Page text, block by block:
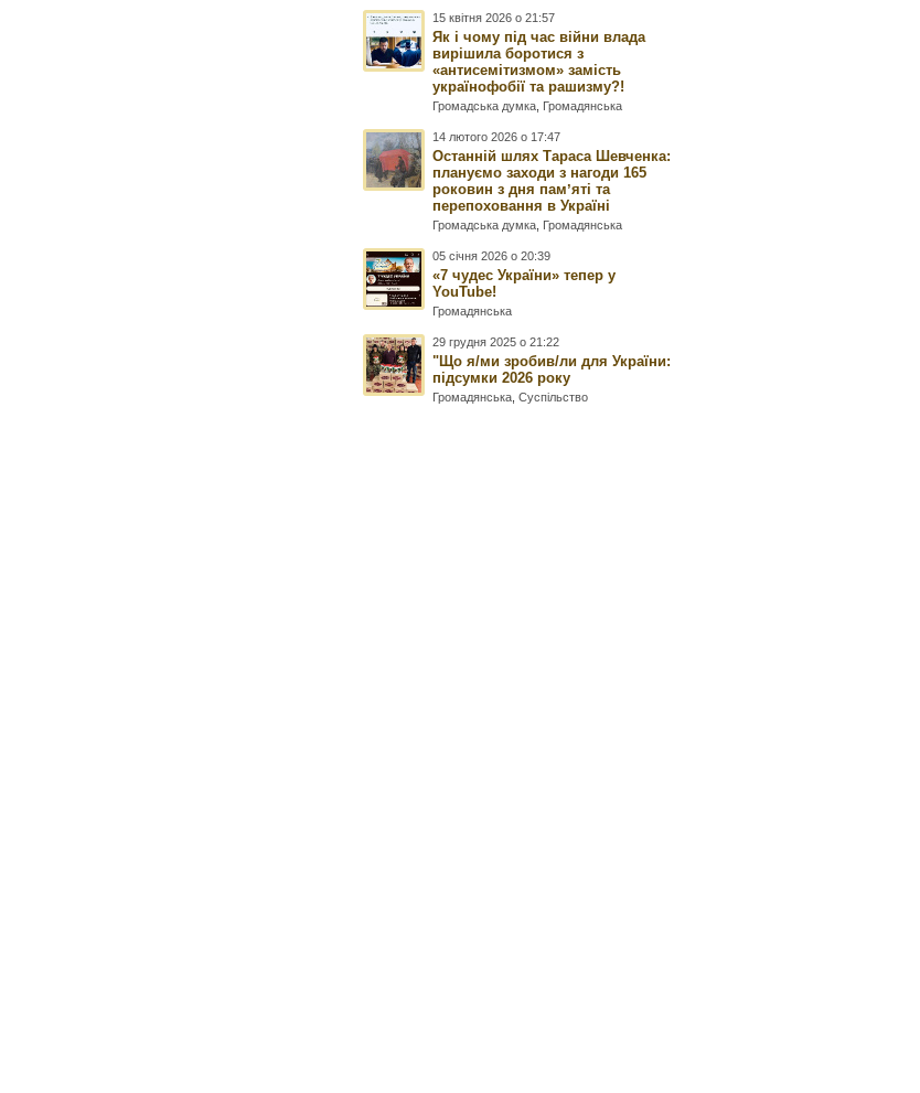
15 квітня 2026 о 21:57
Як і чому під час війни влада
вирішила боротися з
«антисемітизмом» замість
українофобії та рашизму?!
Громадська думка Громадянська
14 лютого 2026 о 17:47
Останній шлях Тараса Шевченка:
плануємо заходи з нагоди 165
роковин з дня памʼяті та
перепоховання в Україні
Громадська думка Громадянська
05 січня 2026 о 20:39
«7 чудес України» тепер у
YouTube!
Громадянська
29 грудня 2025 о 21:22
"Що я/ми зробив/ли для України:
підсумки 2026 року
Громадянська ,Суспільство